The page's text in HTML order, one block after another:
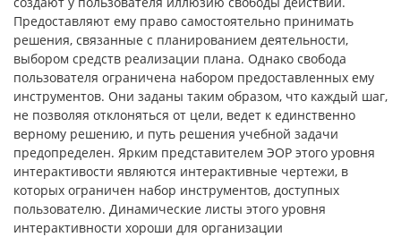
Предоставляют ему право самостоятельно принимать
решения, связанные с планированием деятельности,
выбором средств реализации плана. Однако свобода
пользователя ограничена набором предоставленных ему
инструментов. Они заданы таким образом, что каждый шаг,
не позволяя отклоняться от цели, ведет к единственно
верному решению, и путь решения учебной задачи
предопределен. Ярким представителем ЭОР этого уровня
интерактивости являются интерактивные чертежи, в
которых ограничен набор инструментов, доступных
пользователю. Динамические листы этого уровня
интерактивности хороши для организации